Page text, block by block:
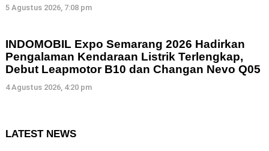
5 Agustus 2026, 7:08 pm
INDOMOBIL Expo Semarang 2026 Hadirkan
Pengalaman Kendaraan Listrik Terlengkap,
Debut Leapmotor B10 dan Changan Nevo Q05
4 Agustus 2026, 4:20 pm
LATEST NEWS